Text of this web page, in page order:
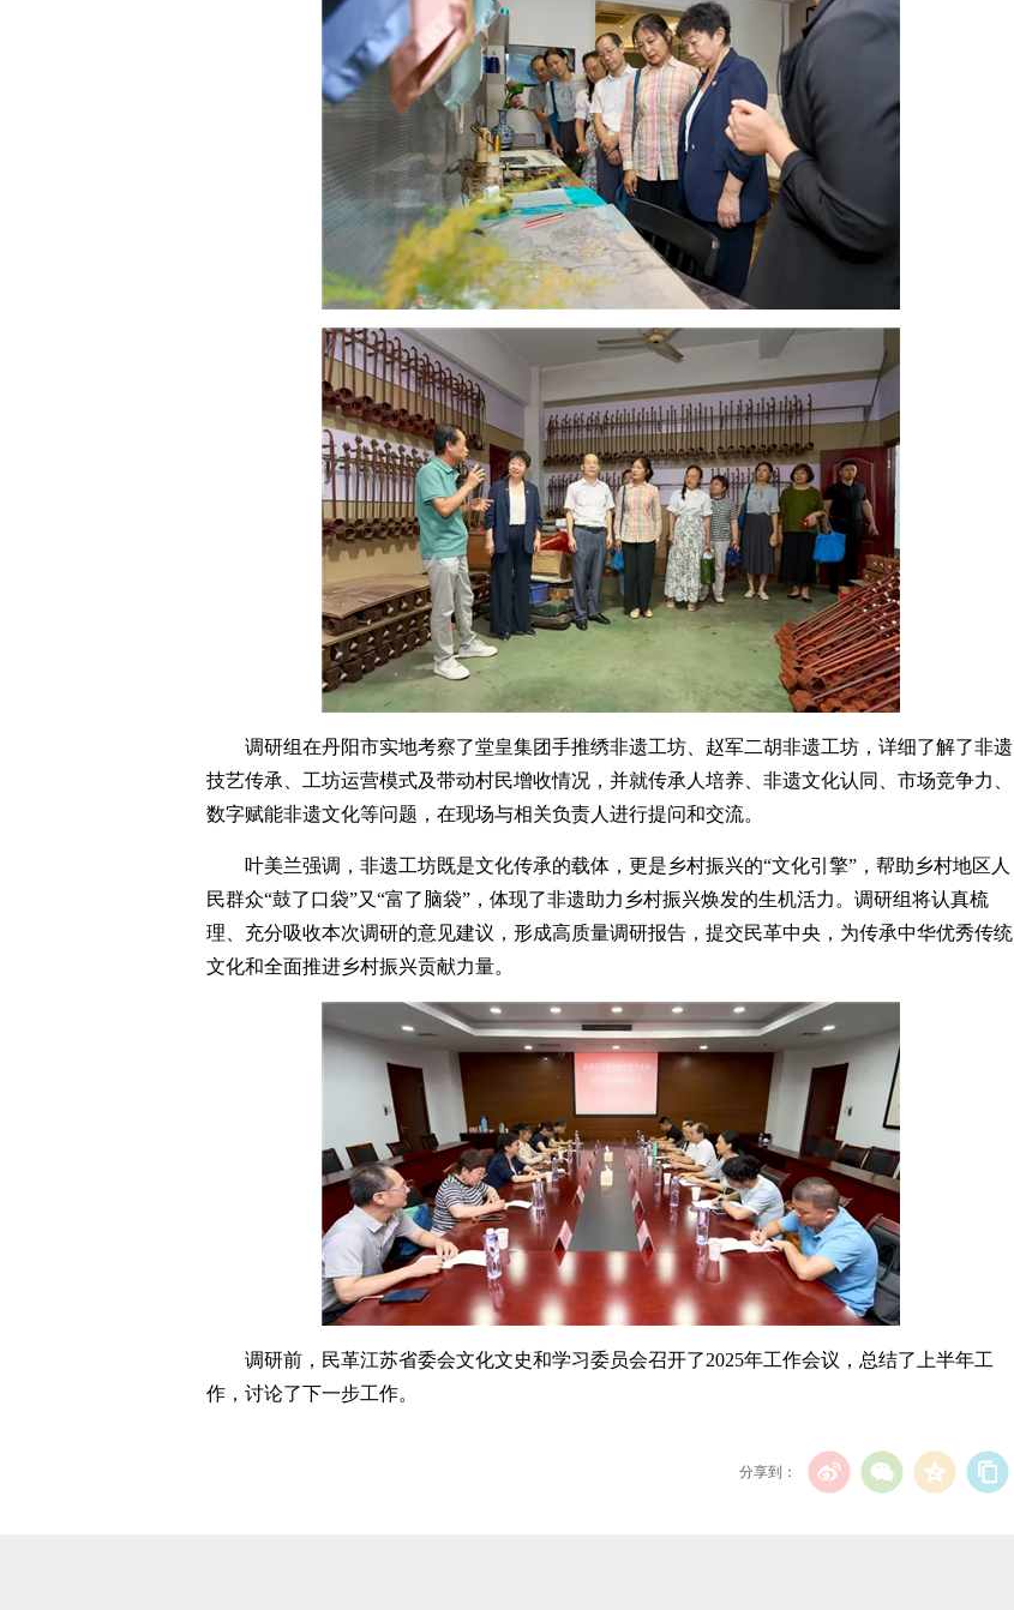
调研组在丹阳市实地考察了堂皇集团手推绣非遗工坊、赵军二胡非遗工坊，详细了解了非遗
技艺传承、工坊运营模式及带动村民增收情况，并就传承人培养、非遗文化认同、市场竞争力、
数字赋能非遗文化等问题，在现场与相关负责人进行提问和交流。
叶美兰强调，非遗工坊既是文化传承的载体，更是乡村振兴的“文化引擎”，帮助乡村地区人
民群众“鼓了口袋”又“富了脑袋”，体现了非遗助力乡村振兴焕发的生机活力。调研组将认真梳
理、充分吸收本次调研的意见建议，形成高质量调研报告，提交民革中央，为传承中华优秀传统
文化和全面推进乡村振兴贡献力量。
调研前，民革江苏省委会文化文史和学习委员会召开了2025年工作会议，总结了上半年工
作，讨论了下一步工作。
分享到：